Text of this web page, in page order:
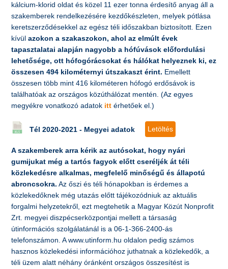
kálcium-klorid oldat és közel 11 ezer tonna érdesítő anyag áll a
szakemberek rendelkezésére kezdőkészleten, melyek pótlása
keretszerződésekkel az egész téli időszakban biztosított. Ezen
kívül azokon a szakaszokon, ahol az elmúlt évek
tapasztalatai alapján nagyobb a hófúvások előfordulási
lehetősége, ott hófogórácsokat és hálókat helyeznek ki, ez
összesen 494 kilométernyi útszakaszt érint. Emellett
összesen több mint 416 kilométeren hófogó erdősávok is
találhatóak az országos közúthálózat mentén. (Az egyes
megyékre vonatkozó adatok itt érhetőek el.)
Tél 2020-2021 - Megyei adatok Letöltés
A szakemberek arra kérik az autósokat, hogy nyári
gumijukat még a tartós fagyok előtt cseréljék át téli
közlekedésre alkalmas, megfelelő minőségű és állapotú
abroncsokra. Az őszi és téli hónapokban is érdemes a
közlekedőknek még utazás előtt tájékozódniuk az aktuális
forgalmi helyzetekről, ezt megtehetik a Magyar Közút Nonprofit
Zrt. megyei diszpécserközpontjai mellett a társaság
útinformációs szolgálatánál is a 06-1-366-2400-ás
telefonszámon. A www.utinform.hu oldalon pedig számos
hasznos közlekedési információhoz juthatnak a közlekedők, a
téli üzem alatt néhány óránként országos összesítést is